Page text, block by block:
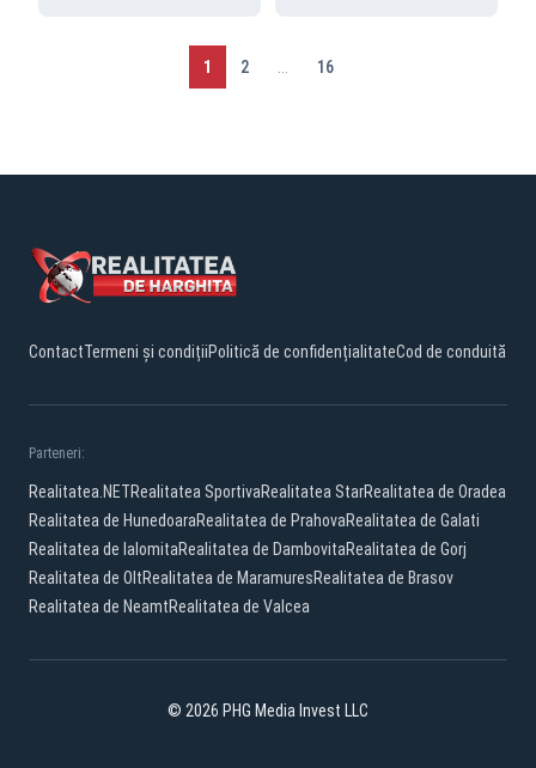
1 2 16
ContactTermeni și condițiiPolitică de confidențialitateCod de conduită
Parteneri:
Realitatea.NETRealitatea SportivaRealitatea StarRealitatea de Oradea
Realitatea de HunedoaraRealitatea de PrahovaRealitatea de Galati
Realitatea de IalomitaRealitatea de DambovitaRealitatea de Gorj
Realitatea de OltRealitatea de MaramuresRealitatea de Brasov
Realitatea de NeamtRealitatea de Valcea
© 2026 PHG Media Invest LLC